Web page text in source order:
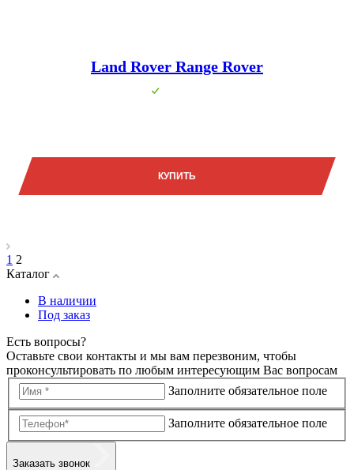
Land Rover Range Rover
КУПИТЬ
1 2
Каталог
В наличии
Под заказ
Есть вопросы?
Оставьте свои контакты и мы вам перезвоним, чтобы
проконсультировать по любым интересующим Вас вопросам
Заполните обязательное поле
Заполните обязательное поле
Заказать звонок